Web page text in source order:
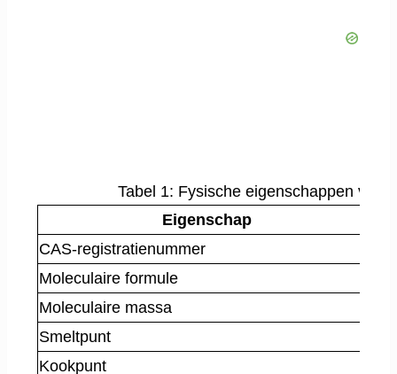
Tabel 1: Fysische eigenschappen van
Eigenschap
CAS-registratienummer
Moleculaire formule
Moleculaire massa
Smeltpunt
Kookpunt